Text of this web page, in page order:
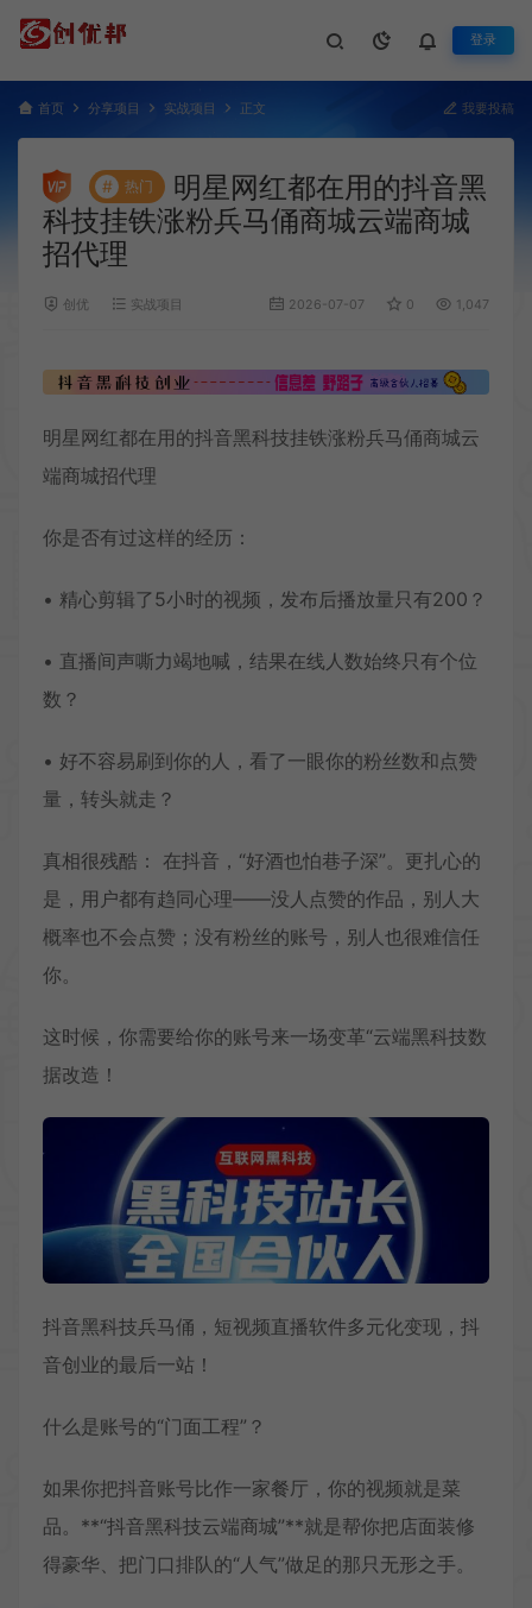
登录
首页 分享项目 实战项目 正文 我要投稿
# 热门
明星网红都在用的抖音黑
科技挂铁涨粉兵马俑商城云端商城
招代理
创优 实战项目 2026-07-07 0 1,047
明星网红都在用的抖音黑科技挂铁涨粉兵马俑商城云
端商城招代理
你是否有过这样的经历：
• 精心剪辑了5小时的视频，发布后播放量只有200？
• 直播间声嘶力竭地喊，结果在线人数始终只有个位
数？
• 好不容易刷到你的人，看了一眼你的粉丝数和点赞
量，转头就走？
真相很残酷： 在抖音，“好酒也怕巷子深”。更扎心的
是，用户都有趋同心理——没人点赞的作品，别人大
概率也不会点赞；没有粉丝的账号，别人也很难信任
你。
这时候，你需要给你的账号来一场变革“云端黑科技数
据改造！
抖音黑科技兵马俑，短视频直播软件多元化变现，抖
音创业的最后一站！
什么是账号的“门面工程”？
如果你把抖音账号比作一家餐厅，你的视频就是菜
品。**“抖音黑科技云端商城”**就是帮你把店面装修
得豪华、把门口排队的“人气”做足的那只无形之手。